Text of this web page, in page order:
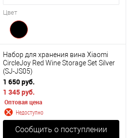
Цвет
Набор для хранения вина Xiaomi
CircleJoy Red Wine Storage Set Silver
(SJ-JS05)
1 650 руб.
1 345 руб.
Оптовая цена
Недоступно
Сообщить о поступлении